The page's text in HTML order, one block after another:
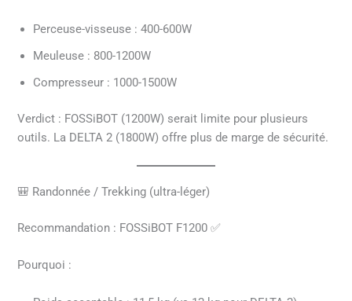
Perceuse-visseuse : 400-600W
Meuleuse : 800-1200W
Compresseur : 1000-1500W
Verdict : FOSSiBOT (1200W) serait limite pour plusieurs
outils. La DELTA 2 (1800W) offre plus de marge de sécurité.
🎒 Randonnée / Trekking (ultra-léger)
Recommandation : FOSSiBOT F1200 ✅
Pourquoi :